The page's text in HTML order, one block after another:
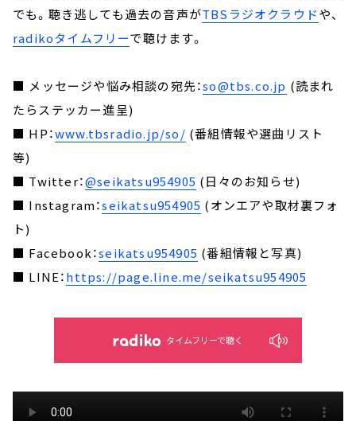
でも。聴き逃しても過去の音声がTBSラジオクラウドや、
radikoタイムフリーで聴けます。
■ メッセージや悩み相談の宛先：so@tbs.co.jp (読まれ
たらステッカー進呈)
■ HP：www.tbsradio.jp/so/ (番組情報や選曲リスト
等)
■ Twitter：@seikatsu954905 (日々のお知らせ)
■ Instagram：seikatsu954905 (オンエアや取材裏フォ
ト)
■ Facebook：seikatsu954905 (番組情報と写真)
■ LINE：https://page.line.me/seikatsu954905
タイムフリーで聴く